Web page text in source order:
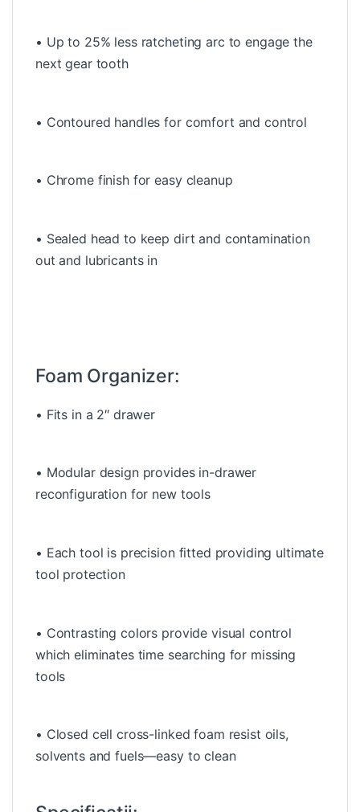
• Up to 25% less ratcheting arc to engage the
next gear tooth
• Contoured handles for comfort and control
• Chrome finish for easy cleanup
• Sealed head to keep dirt and contamination
out and lubricants in
Foam Organizer:
• Fits in a 2″ drawer
• Modular design provides in-drawer
reconfiguration for new tools
• Each tool is precision fitted providing ultimate
tool protection
• Contrasting colors provide visual control
which eliminates time searching for missing
tools
• Closed cell cross-linked foam resist oils,
solvents and fuels—easy to clean